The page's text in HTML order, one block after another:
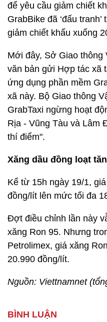
để yêu cầu giảm chiết
GrabBike đã ‘đấu
giảm chiết khấu xuống
Mới đây, Sở Giao
văn bản gửi Hợp tác xã
ứng dụng phần mềm
xã này. Bộ Giao thông
GrabTaxi ngừng hoạt
Rịa - Vũng Tàu và Lâm
thí điểm".
Xăng dầu đồng loạt
Kể từ 15h ngày 19/1,
đồng/lít lên mức tối đa
Đợt điều chỉnh lần này
xăng Ron 95. Nhưng
Petrolimex, giá xăng
20.990 đồng/lít.
Nguồn: Viettnamnet